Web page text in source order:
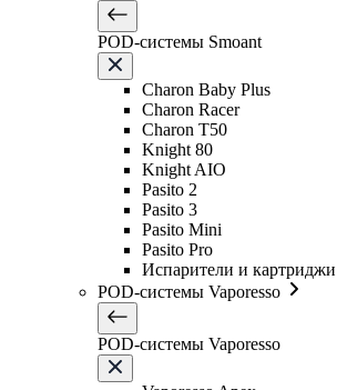
POD-системы Smoant
Charon Baby Plus
Charon Racer
Charon T50
Knight 80
Knight AIO
Pasito 2
Pasito 3
Pasito Mini
Pasito Pro
Испарители и картриджи
POD-системы Vaporesso
POD-системы Vaporesso